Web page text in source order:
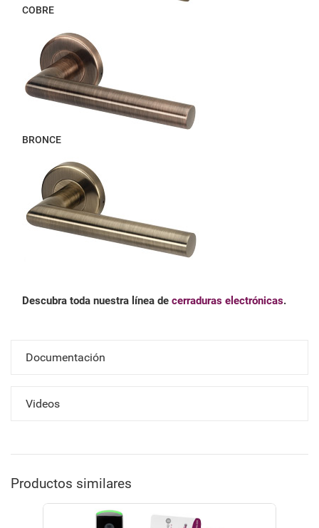
COBRE
BRONCE
Descubra toda nuestra línea de cerraduras electrónicas.
Documentación
Videos
Productos similares